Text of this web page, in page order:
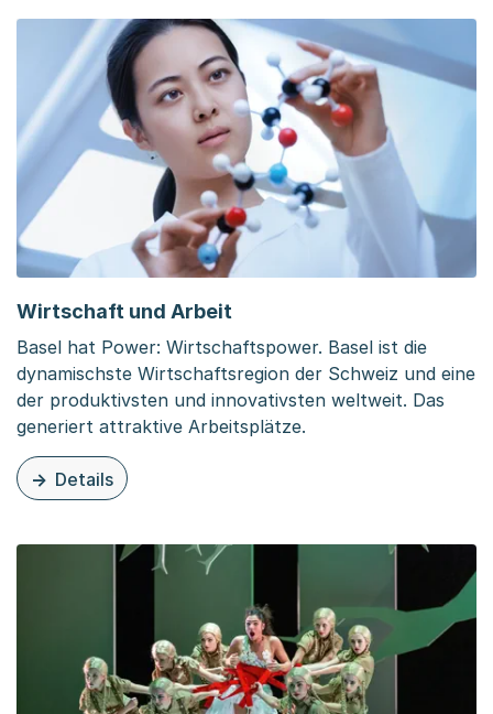
Wirtschaft und Arbeit
Basel hat Power: Wirtschaftspower. Basel ist die
dynamischste Wirtschaftsregion der Schweiz und eine
der produktivsten und innovativsten weltweit. Das
generiert attraktive Arbeitsplätze.
Details
zu dieser Seite: Wirtschaft und Arbeit